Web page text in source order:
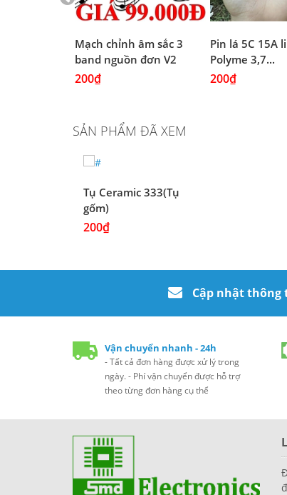
Mạch chỉnh âm sắc 3
band nguồn đơn V2
200₫
Pin lá 5C 15A
Polyme 3,7...
200₫
SẢN PHẨM ĐÃ XEM
Tụ Ceramic 333(Tụ
gốm)
200₫
Cập nhật
Vận chuyển nhanh - 24h
- Tất cả đơn hàng được xử lý trong
ngày. - Phí vận chuyển được hỗ trợ
theo từng đơn hàng cụ thể